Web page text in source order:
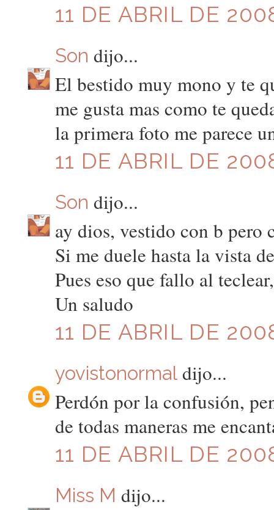
11 DE ABRIL DE
Son dijo...
El bestido muy mono y te
me gusta mas como te
la primera foto me parece
11 DE ABRIL DE
Son dijo...
ay dios, vestido con b
Si me duele hasta la vista
Pues eso que fallo al
Un saludo
11 DE ABRIL DE
yovistonormaldijo...
Perdón por la confusión,
de todas maneras me
11 DE ABRIL DE
Miss M dijo...